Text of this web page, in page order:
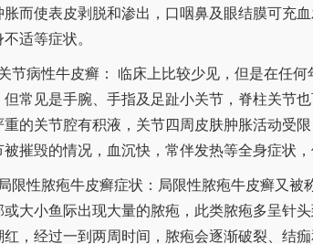
胀而使表皮剥脱和渗出，口咽鼻及眼结膜可充
适等症状。
病性牛皮癣： 临床上比较少见，但是在任何
但常见是手腕、手指及足趾小关节，脊柱关节也
重的关节腔有积液，关节四周皮肤肿胀活动受
被摧毁的情况，血沉快，常伴发热等全身症状，
性脓疱牛皮癣症状：局限性脓疱牛皮癣又被
或大小鱼际出现大量的脓疱，此类脓疱多呈针
红，经过一到两周时间，脓疱会逐渐破裂、结